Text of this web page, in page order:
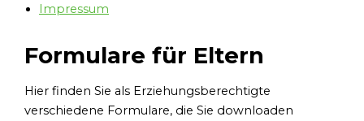
Impressum
Formulare für Eltern
Hier finden Sie als Erziehungsberechtigte
verschiedene Formulare, die Sie downloaden